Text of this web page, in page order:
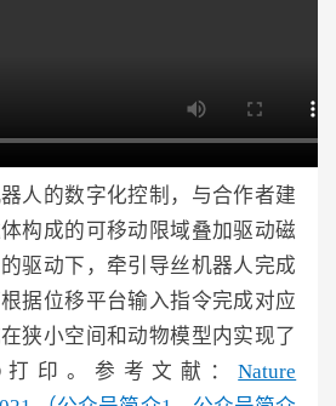
人的数字化控制，与合作者建
构成的可移动限域叠加驱动磁
驱动下，牵引导丝机器人完成
据位移平台输入指令完成对应
狭小空间和动物模型内实现了
印。 参 考文献：Nature